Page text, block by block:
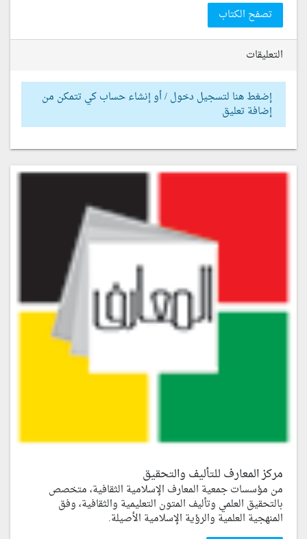
تصفح الكتاب
التعليقات
إضغط هنا لتسجيل دخول / أو إنشاء حساب كي تتمكن من
إضافة تعليق
مركز المعارف للتأليف والتحقيق
من مؤسسات جمعية المعارف الإسلامية الثقافية، متخصص
بالتحقيق العلمي وتأليف المتون التعليمية والثقافية، وفق
المنهجية العلمية والرؤية الإسلامية الأصيلة.